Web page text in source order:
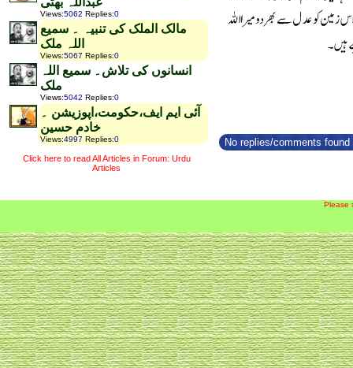
Views:5062 Replies:0
مالک الملک کی تنبیہ ۔ سمیع
اللہ ملک
Views:5067 Replies:0
انسانوں کی تلاش۔ سمیع اللہ
ملک
Views:5042 Replies:0
آئی ایم ایف،حکومت،اپوزیشن ۔
خادم حسین
Views:4997 Replies:0
Click here to read All Articles in Forum: Urdu
Articles
No replies/comments
Please